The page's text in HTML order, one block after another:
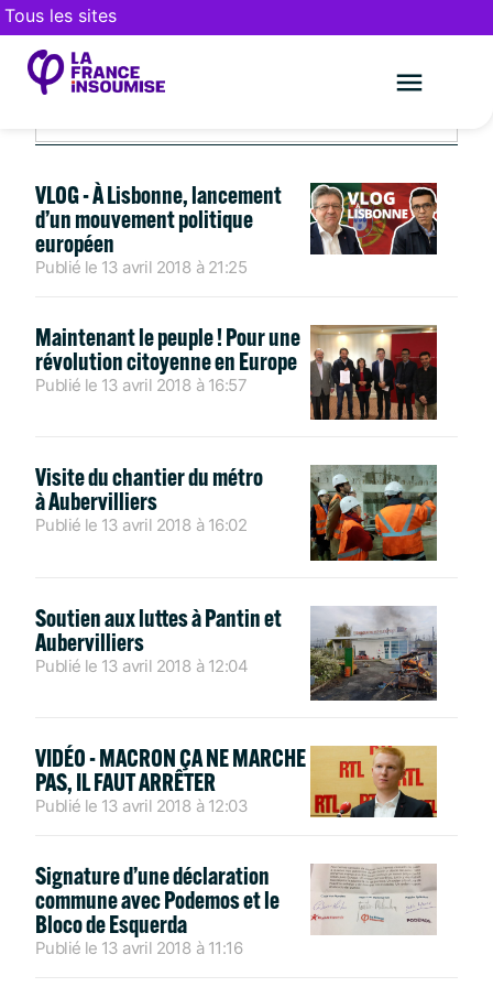
Tous les sites
AVRIL 13, 2018
VLOG - À Lisbonne, lancement
d’un mouvement politique
européen
Publié le 13 avril 2018 à 21:25
Maintenant le peuple ! Pour une
révolution citoyenne en Europe
Publié le 13 avril 2018 à 16:57
Visite du chantier du métro
à Aubervilliers
Publié le 13 avril 2018 à 16:02
Soutien aux luttes à Pantin et
Aubervilliers
Publié le 13 avril 2018 à 12:04
VIDÉO - MACRON ÇA NE MARCHE
PAS, IL FAUT ARRÊTER
Publié le 13 avril 2018 à 12:03
Signature d’une déclaration
commune avec Podemos et le
Bloco de Esquerda
Publié le 13 avril 2018 à 11:16